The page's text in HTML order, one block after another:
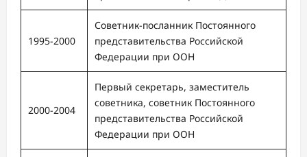
1995-2000
Советник-посланник Постоянного
представительства Российской
Федерации при ООН
2000-2004
Первый секретарь, заместитель
советника, советник Постоянного
представительства Российской
Федерации при ООН